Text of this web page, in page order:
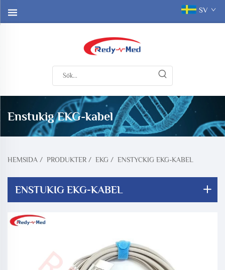
SV
Enstukig EKG-kabel
HEMSIDA / PRODUKTER / EKG / ENSTYCKIG EKG-KABEL
ENSTUKIG EKG-KABEL